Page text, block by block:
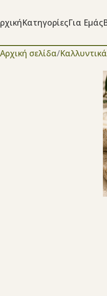
ΚατηγορίεςΓια Εμάς
Αρχική σελίδα Καλλυντικά